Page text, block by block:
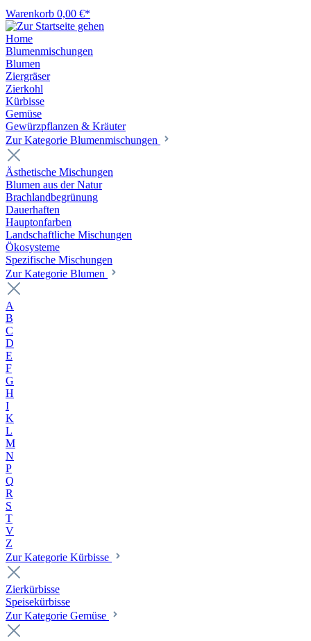
Warenkorb 0,00 €*
Home
Blumenmischungen
Blumen
Ziergräser
Zierkohl
Kürbisse
Gemüse
Gewürzpflanzen & Kräuter
Zur Kategorie Blumenmischungen
Ästhetische Mischungen
Blumen aus der Natur
Brachlandbegrünung
Dauerhaften
Hauptonfarben
Landschaftliche Mischungen
Ökosysteme
Spezifische Mischungen
Zur Kategorie Blumen
A
B
C
D
E
F
G
H
I
K
L
M
N
P
Q
R
S
T
V
Z
Zur Kategorie Kürbisse
Zierkürbisse
Speisekürbisse
Zur Kategorie Gemüse